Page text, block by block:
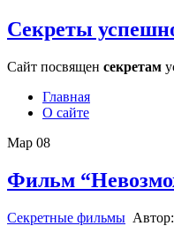
Секреты
Сайт посвящен секретам
Главная
О сайте
Мар 08
Фильм
Секретные фильмы